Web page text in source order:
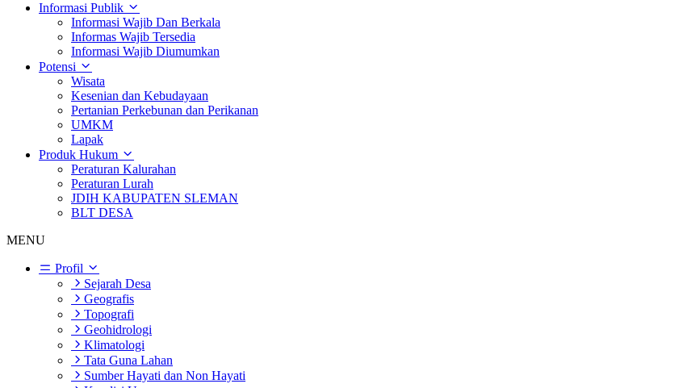
Informasi Publik
Informasi Wajib Dan Berkala
Informas Wajib Tersedia
Informasi Wajib Diumumkan
Potensi
Wisata
Kesenian dan Kebudayaan
Pertanian Perkebunan dan Perikanan
UMKM
Lapak
Produk Hukum
Peraturan Kalurahan
Peraturan Lurah
JDIH KABUPATEN SLEMAN
BLT DESA
MENU
Profil
Sejarah Desa
Geografis
Topografi
Geohidrologi
Klimatologi
Tata Guna Lahan
Sumber Hayati dan Non Hayati